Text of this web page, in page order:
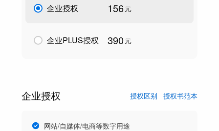
企业授权 156元
企业PLUS授权 390元
企业授权 授权区别 授权书范本
网站/自媒体/电商等数字用途